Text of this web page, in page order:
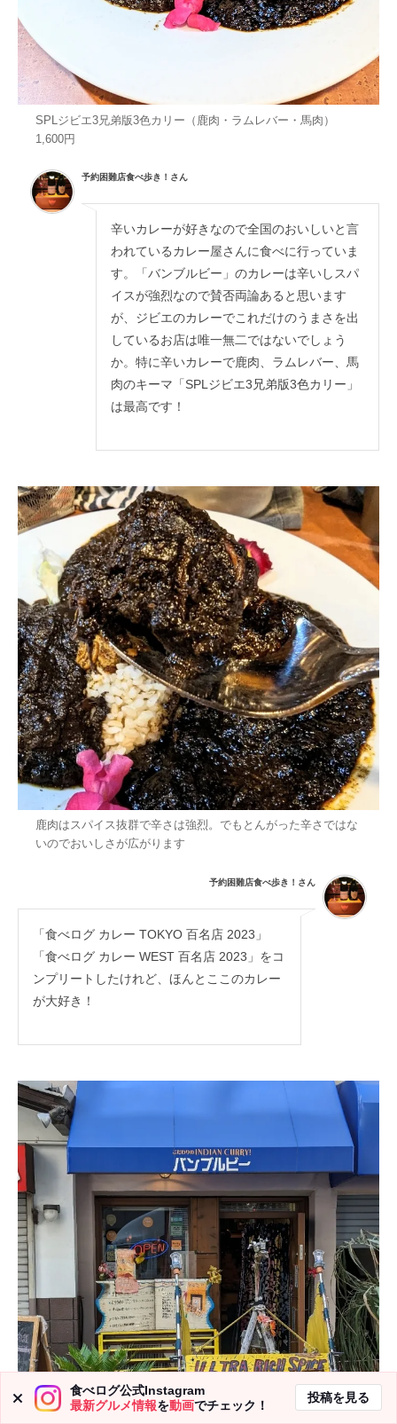
SPLジビエ3兄弟版3色カリー（鹿肉・ラムレバー・馬肉）
1,600円
予約困難店食べ歩き！さん
辛いカレーが好きなので全国のおいしいと言
われているカレー屋さんに食べに行っていま
す。「バンブルビー」のカレーは辛いしスパ
イスが強烈なので賛否両論あると思います
が、ジビエのカレーでこれだけのうまさを出
しているお店は唯一無二ではないでしょう
か。特に辛いカレーで鹿肉、ラムレバー、馬
肉のキーマ「SPLジビエ3兄弟版3色カリー」
は最高です！
鹿肉はスパイス抜群で辛さは強烈。でもとんがった辛さではな
いのでおいしさが広がります
予約困難店食べ歩き！さん
「食べログ カレー TOKYO 百名店 2023」
「食べログ カレー WEST 百名店 2023」をコ
ンプリートしたけれど、ほんとここのカレー
が大好き！
食べログ公式Instagram
最新グルメ情報を動画でチェック！
投稿を見る